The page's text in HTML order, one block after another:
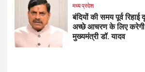
मध्य प्रदेश
बंदियों की समय पूर्व रिहाई
अच्छे आचरण के लिए करेगी
मुख्यमंत्री डॉ. यादव